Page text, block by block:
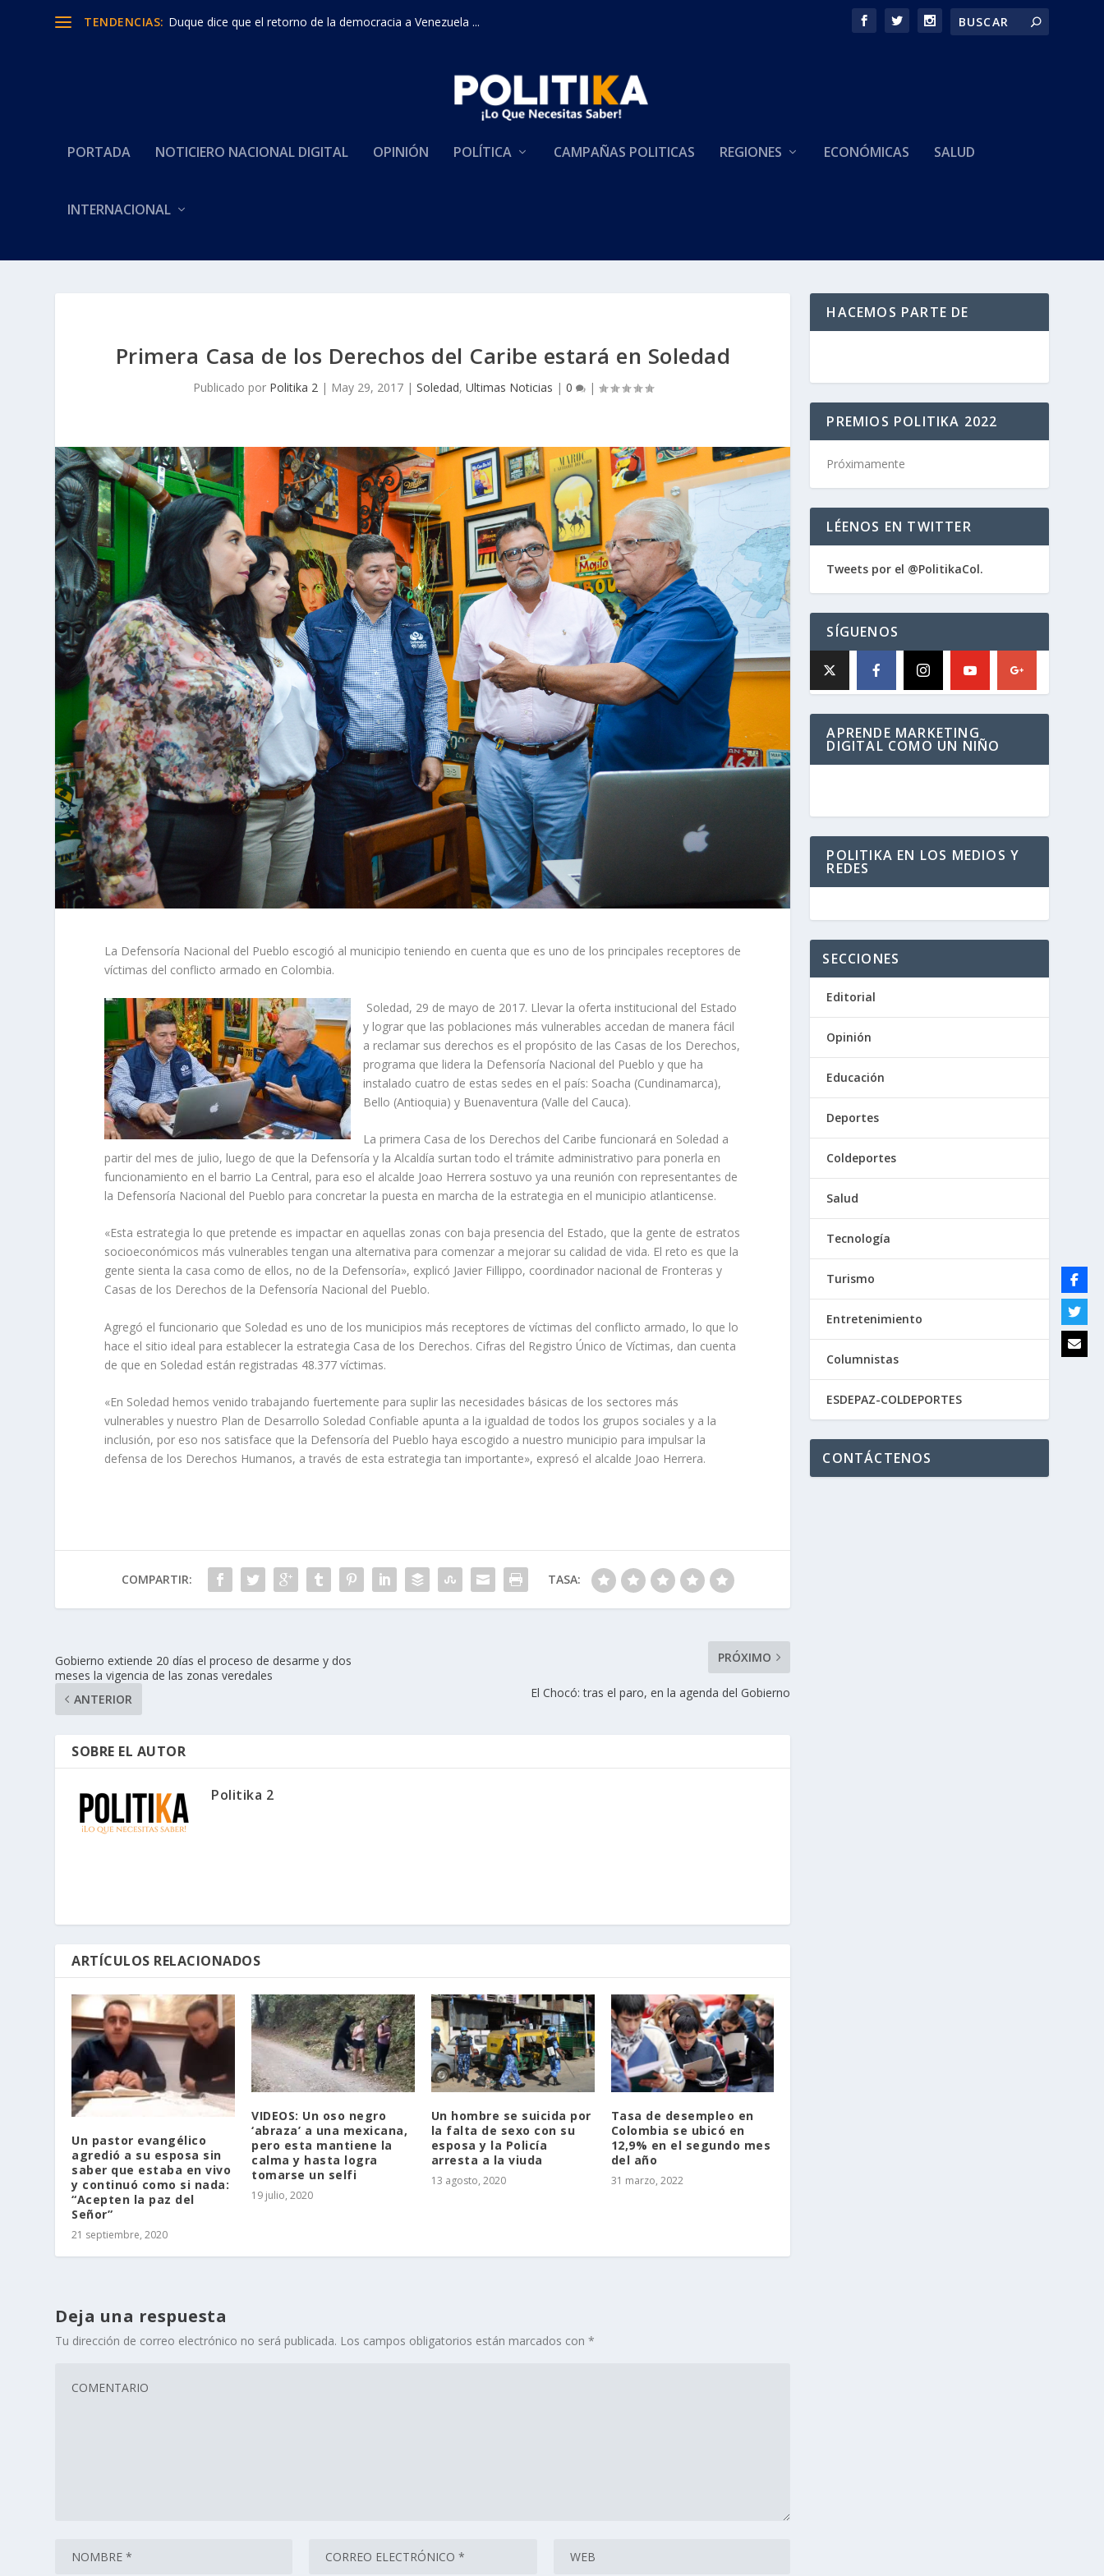
TENDENCIAS: Duque dice que el retorno de la democracia a Venezuela ...
PORTADA NOTICIERO NACIONAL DIGITAL OPINIÓN POLÍTICA CAMPAÑAS POLITICAS REGIONES ECONÓMICAS SALUD
INTERNACIONAL
Primera Casa de los Derechos del Caribe estará en Soledad
Publicado por Politika 2| May 29, 2017| Soledad, Ultimas Noticias | 0 |
La Defensoría Nacional del Pueblo escogió al municipio teniendo en cuenta que es uno de los principales receptores de
víctimas del conflicto armado en Colombia.
Soledad, 29 de mayo de 2017. Llevar la oferta institucional del Estado
y lograr que las poblaciones más vulnerables accedan de manera fácil
a reclamar sus derechos es el propósito de las Casas de los Derechos,
programa que lidera la Defensoría Nacional del Pueblo y que ha
instalado cuatro de estas sedes en el país: Soacha (Cundinamarca),
Bello (Antioquia) y Buenaventura (Valle del Cauca).
La primera Casa de los Derechos del Caribe funcionará en Soledad a
partir del mes de julio, luego de que la Defensoría y la Alcaldía surtan todo el trámite administrativo para ponerla en
funcionamiento en el barrio La Central, para eso el alcalde Joao Herrera sostuvo ya una reunión con representantes de
la Defensoría Nacional del Pueblo para concretar la puesta en marcha de la estrategia en el municipio atlanticense.
«Esta estrategia lo que pretende es impactar en aquellas zonas con baja presencia del Estado, que la gente de estratos
socioeconómicos más vulnerables tengan una alternativa para comenzar a mejorar su calidad de vida. El reto es que la
gente sienta la casa como de ellos, no de la Defensoría», explicó Javier Fillippo, coordinador nacional de Fronteras y
Casas de los Derechos de la Defensoría Nacional del Pueblo.
Agregó el funcionario que Soledad es uno de los municipios más receptores de víctimas del conflicto armado, lo que lo
hace el sitio ideal para establecer la estrategia Casa de los Derechos. Cifras del Registro Único de Víctimas, dan cuenta
de que en Soledad están registradas 48.377 víctimas.
«En Soledad hemos venido trabajando fuertemente para suplir las necesidades básicas de los sectores más
vulnerables y nuestro Plan de Desarrollo Soledad Confiable apunta a la igualdad de todos los grupos sociales y a la
inclusión, por eso nos satisface que la Defensoría del Pueblo haya escogido a nuestro municipio para impulsar la
defensa de los Derechos Humanos, a través de esta estrategia tan importante», expresó el alcalde Joao Herrera.
COMPARTIR: TASA:
Gobierno extiende 20 días el proceso de desarme y dos
meses la vigencia de las zonas veredales
ANTERIOR
PRÓXIMO
El Chocó: tras el paro, en la agenda del Gobierno
SOBRE EL AUTOR
Politika 2
ARTÍCULOS RELACIONADOS
Un pastor evangélico
agredió a su esposa sin
saber que estaba en vivo
y continuó como si nada:
“Acepten la paz del
Señor”
21 septiembre, 2020
VIDEOS: Un oso negro
‘abraza’ a una mexicana,
pero esta mantiene la
calma y hasta logra
tomarse un selfi
19 julio, 2020
Un hombre se suicida por
la falta de sexo con su
esposa y la Policía
arresta a la viuda
13 agosto, 2020
Tasa de desempleo en
Colombia se ubicó en
12,9% en el segundo mes
del año
31 marzo, 2022
Deja una respuesta
Tu dirección de correo electrónico no será publicada. Los campos obligatorios están marcados con*
HACEMOS PARTE DE
PREMIOS POLITIKA 2022
Próximamente
LÉENOS EN TWITTER
Tweets por el @PolitikaCol.
SÍGUENOS
APRENDE MARKETING
DIGITAL COMO UN NIÑO
POLITIKA EN LOS MEDIOS Y
REDES
SECCIONES
Editorial
Opinión
Educación
Deportes
Coldeportes
Salud
Tecnología
Turismo
Entretenimiento
Columnistas
ESDEPAZ-COLDEPORTES
CONTÁCTENOS